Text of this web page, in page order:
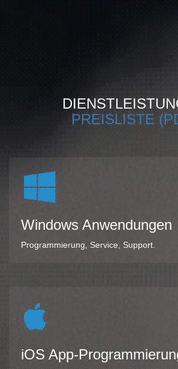
PREISLISTE
Windows Anwendungen
Programmierung, Service, Support.
iOS App-